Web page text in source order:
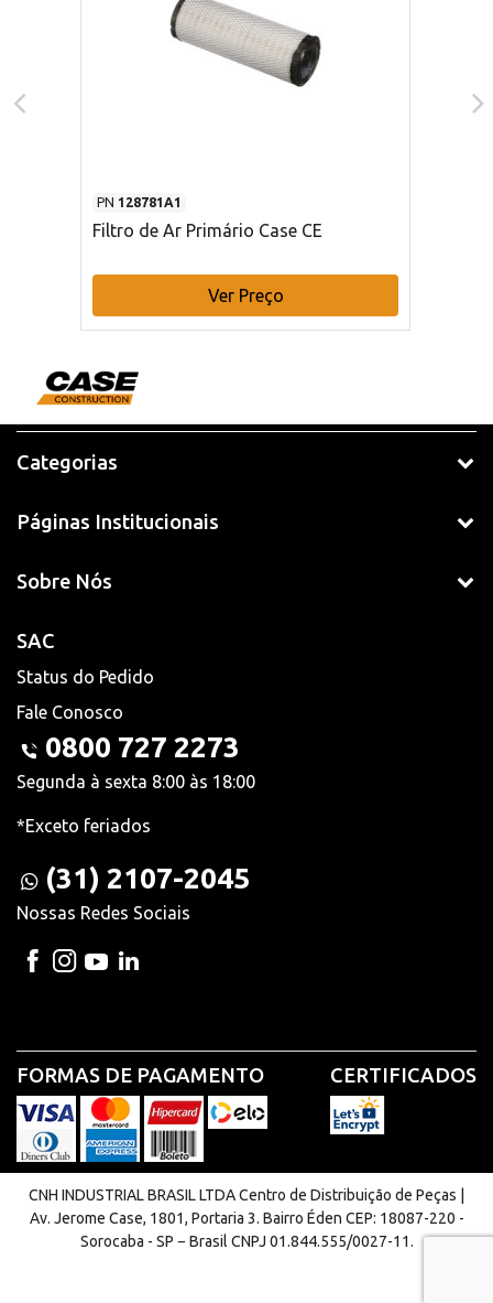
PN 128781A1
Filtro de Ar Primário Case CE
Ver Preço
Categorias
Páginas Institucionais
Sobre Nós
SAC
Status do Pedido
Fale Conosco
0800 727 2273
Segunda à sexta 8:00 às 18:00
*Exceto feriados
(31) 2107-2045
Nossas Redes Sociais
FORMAS DE PAGAMENTO CERTIFICADOS
CNH INDUSTRIAL BRASIL LTDA Centro de Distribuição de Peças |
Av. Jerome Case, 1801, Portaria 3. Bairro Éden CEP: 18087-220 -
Sorocaba - SP − Brasil CNPJ 01.844.555/0027-11.